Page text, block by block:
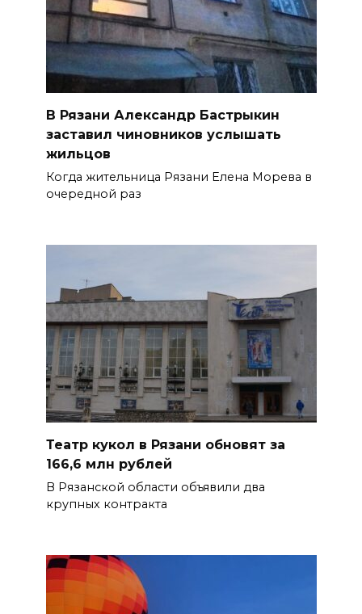
В Рязани Александр Бастрыкин
заставил чиновников услышать
жильцов
Когда жительница Рязани Елена Морева в
очередной раз
Театр кукол в Рязани обновят за
166,6 млн рублей
В Рязанской области объявили два
крупных контракта